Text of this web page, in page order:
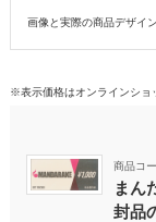
画像と実際の商品デザイ
※表示価格はオンラインショ
商品コ
まん
封品